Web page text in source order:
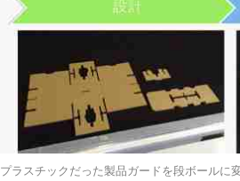
プラスチックだった製品ガードを段ボールに